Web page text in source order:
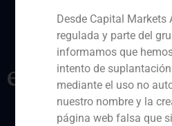
GBS
ASM
entrada de
Desde Capital Markets
regulada y parte del
informamos que
intento de
mediante el uso no
nuestro nombre y la
página web falsa que